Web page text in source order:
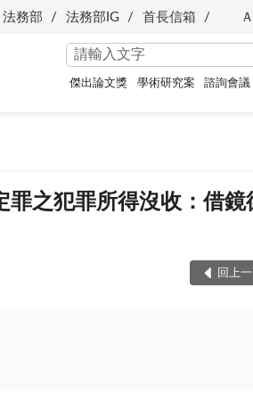
法務部 法務部IG 首長信箱
傑出論文獎 學術研究案 諮詢會議
之犯罪所得沒收：借鏡
回上